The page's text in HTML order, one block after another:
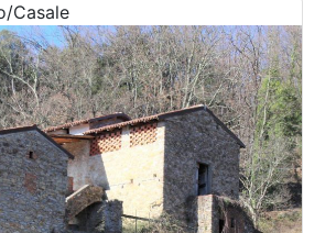
Casale